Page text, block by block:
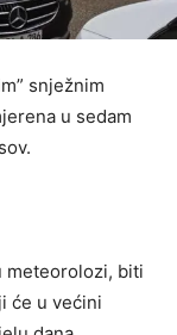
snježnim
u sedam
meteorolozi, biti
će u većini